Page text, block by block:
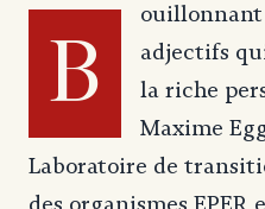
B
ouillonnant
adjectifs
la riche
Maxime
Laboratoire de